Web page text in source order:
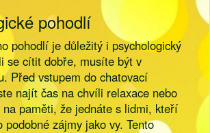
pohodlí
pohodlí je důležitý i psychologický
se cítit dobře, musíte být v
Před vstupem do chatovací
najít čas na chvíli relaxace nebo
paměti, že jednáte s lidmi, kteří
podobné zájmy jako vy. Tento